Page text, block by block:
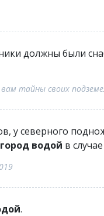
должны были
тайны своих
у северного
город водой в
.